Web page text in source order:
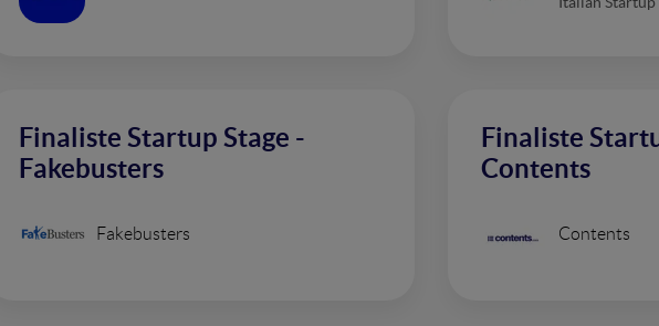
Finaliste Startup Stage -
Fakebusters
Fakebusters
Finaliste
Contents
Contents